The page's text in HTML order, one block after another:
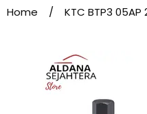
Home / KTC BTP3 05AP